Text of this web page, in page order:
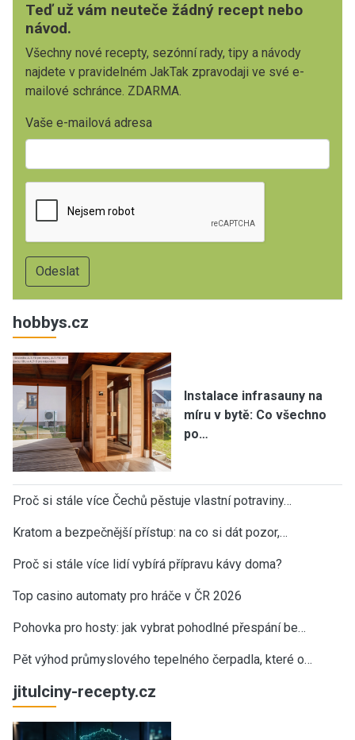
Teď už vám neuteče žádný recept nebo
návod.
Všechny nové recepty, sezónní rady, tipy a návody
najdete v pravidelném JakTak zpravodaji ve své e-
mailové schránce. ZDARMA.
Vaše e-mailová adresa
hobbys.cz
Instalace infrasauny na
míru v bytě: Co všechno
po…
Proč si stále více Čechů pěstuje vlastní potraviny…
Kratom a bezpečnější přístup: na co si dát pozor,…
Proč si stále více lidí vybírá přípravu kávy doma?
Top casino automaty pro hráče v ČR 2026
Pohovka pro hosty: jak vybrat pohodlné přespání be…
Pět výhod průmyslového tepelného čerpadla, které o…
jitulciny-recepty.cz